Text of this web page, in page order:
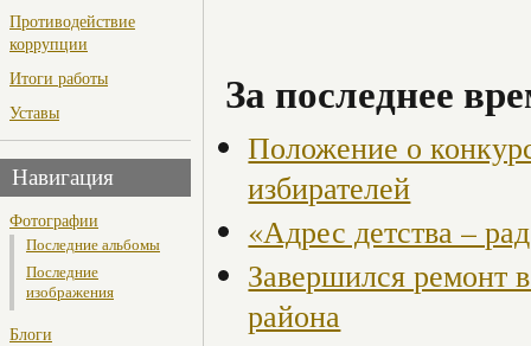
Противодействие
коррупции
Итоги работы
Уставы
Навигация
Фотографии
Последние альбомы
Последние
изображения
Блоги
За последнее
Положение о
избирателей
«Адрес детства –
Завершился ремонт
района